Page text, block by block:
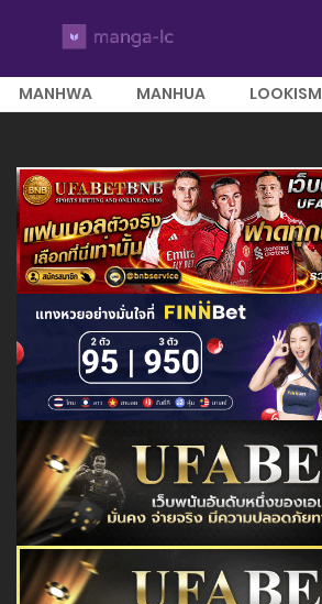
MANHWA MANHUA LOOKISM